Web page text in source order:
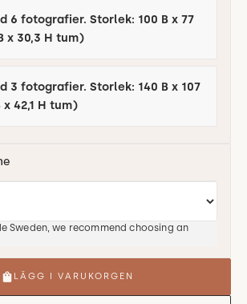
6 fotografier. Storlek: 100 B x 77
x 30,3 H tum)
3 fotografier. Storlek: 140 B x 107
x 42,1 H tum)
Sweden, we recommend choosing an
LÄGG I VARUKORGEN